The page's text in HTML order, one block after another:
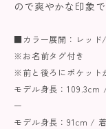
ので爽やかな印象
■カラー展開：レッド
※お名前タグ付き
※前と後ろにポケット
モデル身長：
ー
モデル身長：91cm /